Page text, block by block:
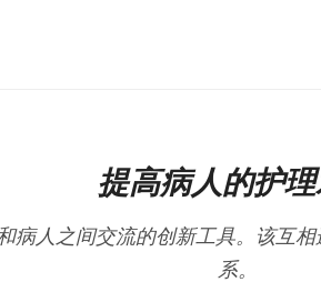
提高病人的护
病人之间交流的创新工具。该互
系。